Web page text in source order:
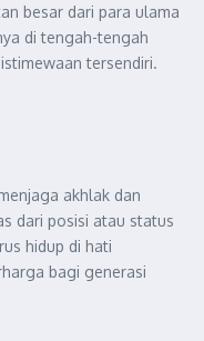
besar dari para ulama
di tengah-tengah
tersendiri.
akhlak dan
dari posisi atau status
hidup di hati
bagi generasi